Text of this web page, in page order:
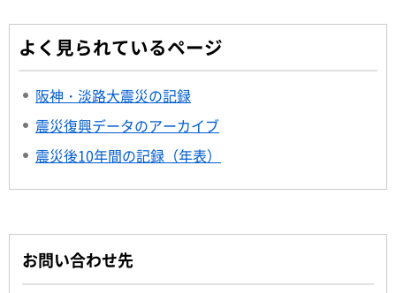
よく見られているページ
阪神・淡路大震災の記録
震災復興データのアーカイブ
震災後10年間の記録（年表）
お問い合わせ先